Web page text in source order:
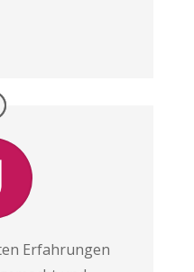
Erfahrungen